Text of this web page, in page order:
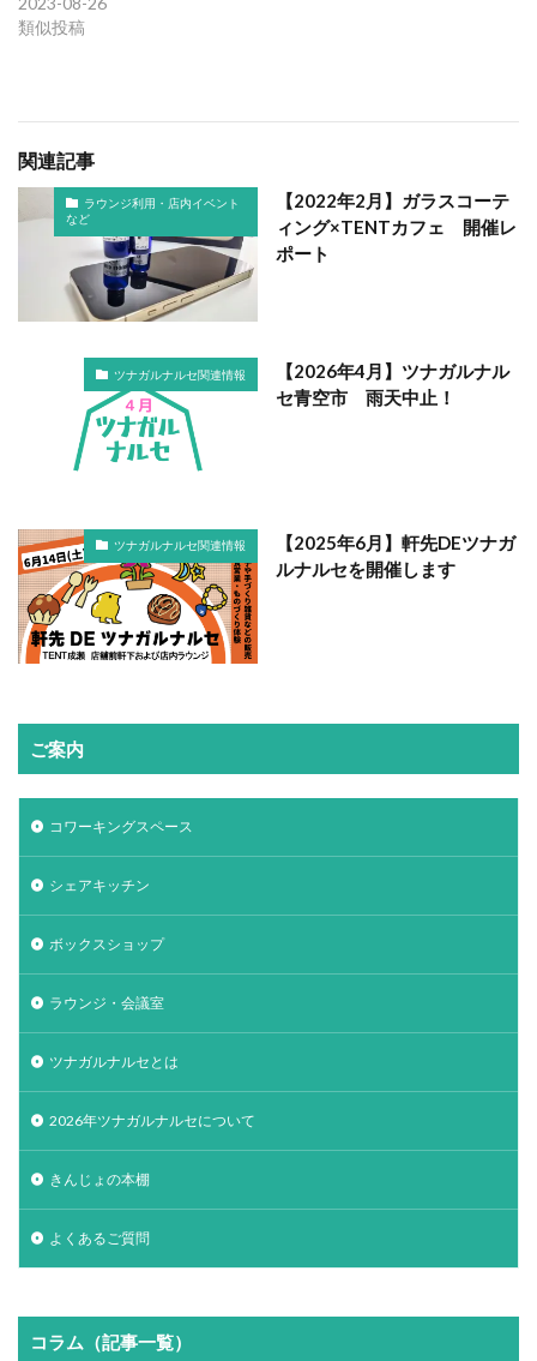
類似投稿
関連記事
ラウンジ利用・店内イベント
など
【2022年2月】ガラスコーテ
ィング×TENTカフェ 開催レ
ポート
ツナガルナルセ関連情報
【2026年4月】ツナガルナル
セ青空市 雨天中止！
ツナガルナルセ関連情報
【2025年6月】軒先DEツナガ
ルナルセを開催します
ご案内
コワーキングスペース
シェアキッチン
ボックスショップ
ラウンジ・会議室
ツナガルナルセとは
2026年ツナガルナルセについて
きんじょの本棚
よくあるご質問
コラム（記事一覧）